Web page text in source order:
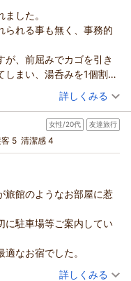
（返信日：2026/06/03）
ありがとうございま
みになるご感想をお寄
大変嬉しく光栄に思い
ただけたのであれば、
いません。
お言葉は、スタッフ一
待ちしております。
ってください。
（返信日：2026/06/01）
した。
られる事も無く、事務的
、前屈みでカゴを引き
まい、湯呑みを1個割っ
けを交換に来ました。本
て、セットごと交換す
色々な面でプロらしから
（投稿日：2026/05/28）
ラックスダブル シングルユ
税込)
誠にありがとうござい
貴重なご意見をお寄せ
げます。まずは、お車
間違えするという、大
詳しくみる
女性/20代 友達旅行
5 清潔感 4
旅館のようなお部屋に惹
に駐車場等ご案内してい
なお宿でした。
（投稿日：2026/05/25）
詳しくみる